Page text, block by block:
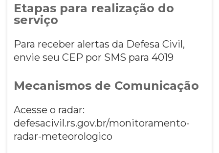
Etapas para realização do
serviço
Para receber alertas da Defesa Civil,
envie seu CEP por SMS para 4019
Mecanismos de Comunicação
Acesse o radar:
defesacivil.rs.gov.br/monitoramento-
radar-meteorologico